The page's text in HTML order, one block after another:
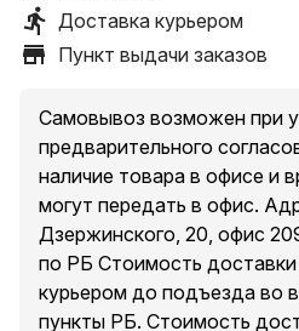
Доставка курьером
Пункт выдачи заказов
Самовывоз возможен при
предварительного
наличие товара в офисе и
могут передать в офис.
Дзержинского, 20, офис
по РБ Стоимость доставки
курьером до подъезда во
пункты РБ. Стоимость